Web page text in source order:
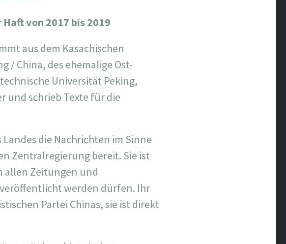
von 2017 bis 2019
aus dem Kasachischen
/ China, des ehemalige Ost-
Universität Peking,
und schrieb Texte für die
die Nachrichten im Sinne
Zentralregierung bereit. Sie ist
allen Zeitungen und
werden dürfen. Ihr
Partei Chinas, sie ist direkt